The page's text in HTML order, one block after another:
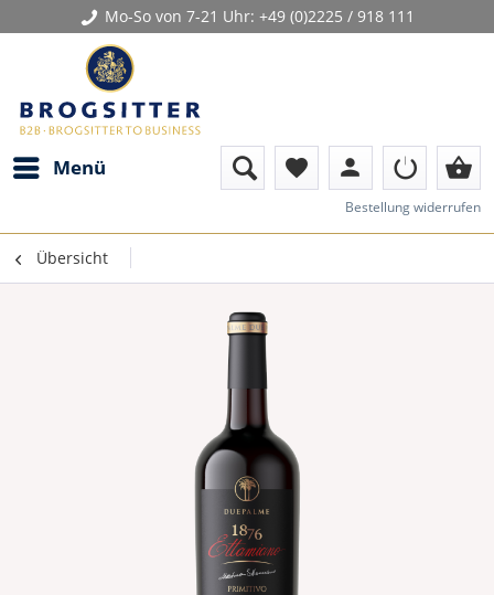
Mo-So von 7-21 Uhr: +49 (0)2225 / 918 111
Menü favorite person shopping_basket
Bestellung widerrufen
Übersicht